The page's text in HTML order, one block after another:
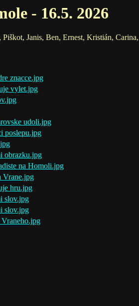
- 16.5. 2026
Janis, Ben, Ernest, Kristián,
znacce.jpg
vylet.jpg
udoli.jpg
poslepu.jpg
obrazku.jpg
na Homoli.jpg
Vrane.jpg
hru.jpg
slov.jpg
slov.jpg